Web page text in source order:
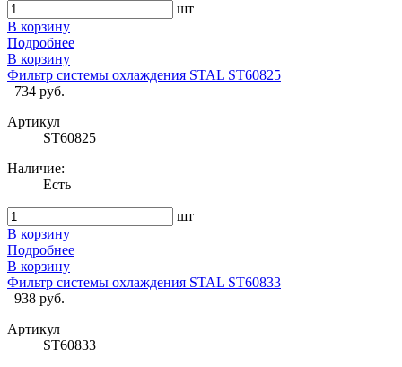
шт
В корзину
Подробнее
В корзину
Фильтр системы охлаждения STAL ST60825
734 руб.
Артикул
ST60825
Наличие:
Есть
шт
В корзину
Подробнее
В корзину
Фильтр системы охлаждения STAL ST60833
938 руб.
Артикул
ST60833